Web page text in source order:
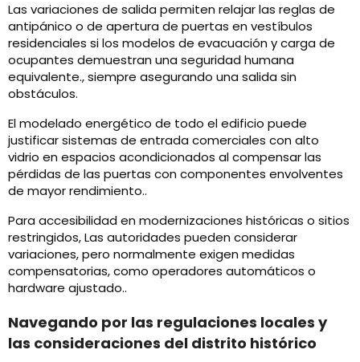
Las variaciones de salida permiten relajar las reglas de
antipánico o de apertura de puertas en vestíbulos
residenciales si los modelos de evacuación y carga de
ocupantes demuestran una seguridad humana
equivalente., siempre asegurando una salida sin
obstáculos.
El modelado energético de todo el edificio puede
justificar sistemas de entrada comerciales con alto
vidrio en espacios acondicionados al compensar las
pérdidas de las puertas con componentes envolventes
de mayor rendimiento..
Para accesibilidad en modernizaciones históricas o sitios
restringidos, Las autoridades pueden considerar
variaciones, pero normalmente exigen medidas
compensatorias, como operadores automáticos o
hardware ajustado..
Navegando por las regulaciones locales y
las consideraciones del distrito histórico